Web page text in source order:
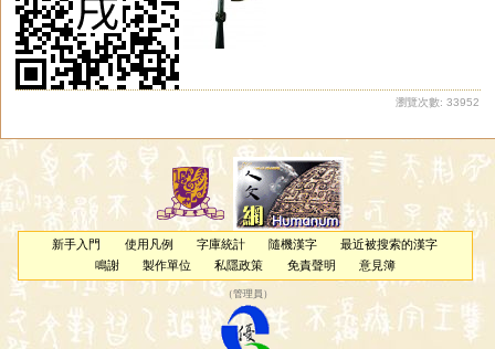
瀏覽次數: 33952
新手入門 使用凡例 字庫統計 隨機漢字
最近被搜索的漢字
鳴謝
製作單位 私隱政策 免責聲明 意見簿
（管理員 ）